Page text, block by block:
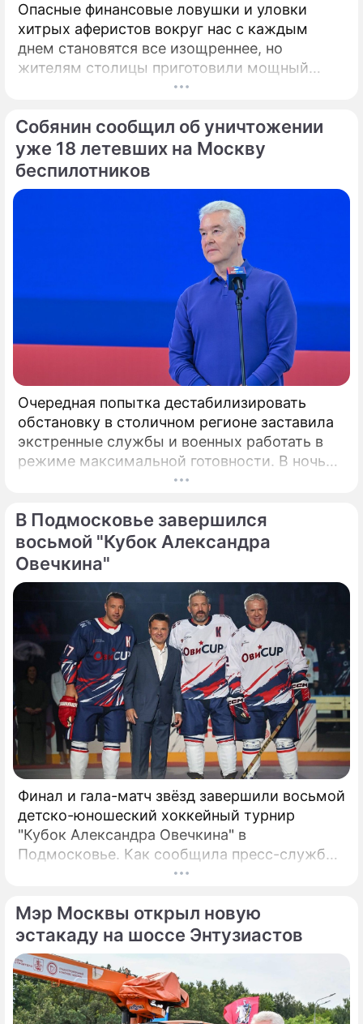
Опасные финансовые ловушки и уловки
хитрых аферистов вокруг нас с каждым
днем становятся все изощреннее, но
жителям столицы приготовили мощный
симметричный ответ. С 14 по 25 августа
"Зарядье" превратится в ключевую точку
притяжения для всех, кто хочет грамотно
распоряжаться своими деньгами.
Собянин сообщил об уничтожении
уже 18 летевших на Москву
беспилотников
Очередная попытка дестабилизировать
обстановку в столичном регионе заставила
экстренные службы и военных работать в
режиме максимальной готовности. В ночь
на сегодня силы противовоздушной
Российской Федерации предотвратили
масштабную угрозу безопасности
столичного региона.
В Подмосковье завершился
восьмой "Кубок Александра
Овечкина"
Финал и гала-матч звёзд завершили восьмой
детско-юношеский хоккейный турнир
"Кубок Александра Овечкина" в
Подмосковье. Как сообщила пресс-служба
регионального правительства, губернатор
сделал символическое сбрасывание шайбы
на «Арене Мытищи».
Мэр Москвы открыл новую
эстакаду на шоссе Энтузиастов